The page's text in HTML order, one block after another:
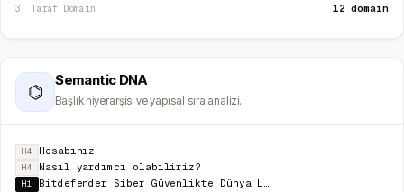
3. Taraf Domain 12 domain
⌬
Semantic DNA
Başlık hiyerarşisi ve yapısal sıra analizi.
H4 Hesabınız
H4 Nasıl yardımcı olabiliriz?
H1 Bitdefender Siber Güvenlikte Dünya Lideridir